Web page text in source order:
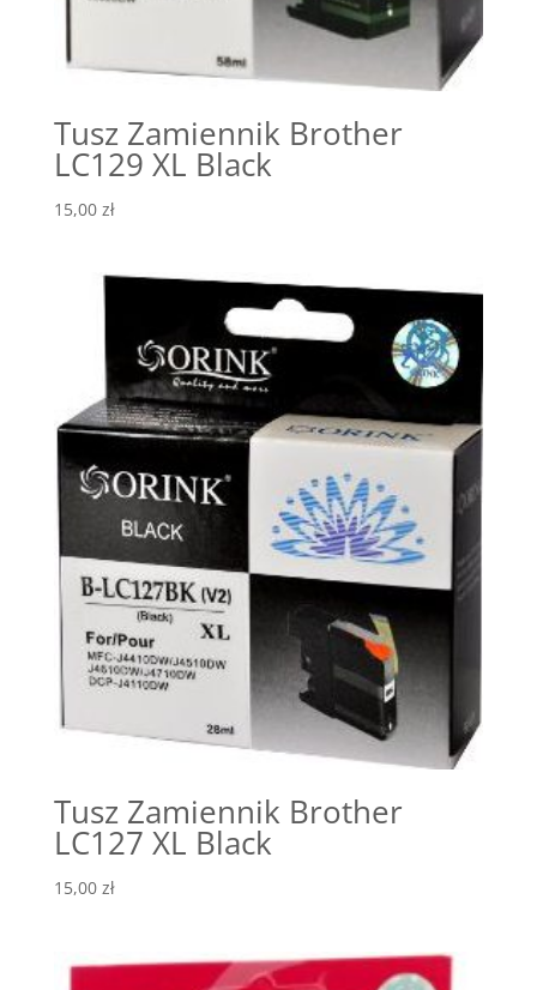
Tusz Zamiennik Brother
LC129 XL Black
15,00 zł
Tusz Zamiennik Brother
LC127 XL Black
15,00 zł